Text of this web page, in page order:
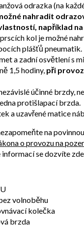
odrazka (na
nahradit
například
kol je možné
plášťů pneumatik.
a zadní osvětlení s
1,5 hodiny, při
účinné brzdy,
protišlapací brzda.
a uzavřené matice
na
o provozu na
informací se dozvíte
volnoběhu
kolečka
brzda